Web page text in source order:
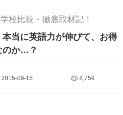
校比較・徹底取材記！
当に英語力が伸びて、お得
のか…？
2015-09-15 8,759